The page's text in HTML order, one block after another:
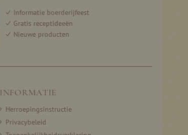
Informatie boerderijfeest
Gratis receptideeën
Nieuwe producten
INFORMATIE
Herroepingsinstructie
Privacybeleid